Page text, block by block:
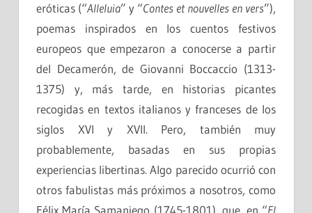
eróticas (“Alleluia” y “Contes et nouvelles en vers”),
poemas inspirados en los cuentos festivos
europeos que empezaron a conocerse a partir
del Decamerón, de Giovanni Boccaccio (1313-
1375) y, más tarde, en historias picantes
recogidas en textos italianos y franceses de los
siglos XVI y XVII. Pero, también muy
probablemente, basadas en sus propias
experiencias libertinas. Algo parecido ocurrió con
otros fabulistas más próximos a nosotros, como
Félix María Samaniego (1745-1801), que, en “El